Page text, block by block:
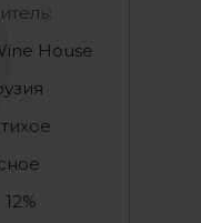
House
тихое
12%